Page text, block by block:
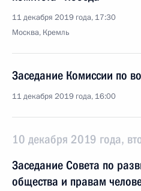
11 декабря 2019 года, 17:30
Москва, Кремль
Заседание Комиссии по
11 декабря 2019 года, 16:00
10 декабря 2019 года,
Заседание Совета по
общества и правам